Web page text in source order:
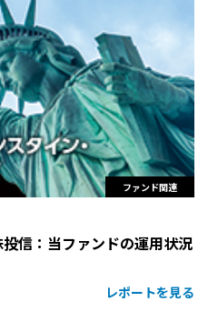
ファンド関連
投信：当ファンドの運用状況
レポートを見る